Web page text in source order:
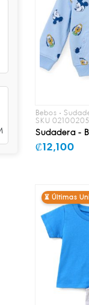
Bebos •
SKU
Sudadera -
₡12,100
⏳ Últimas